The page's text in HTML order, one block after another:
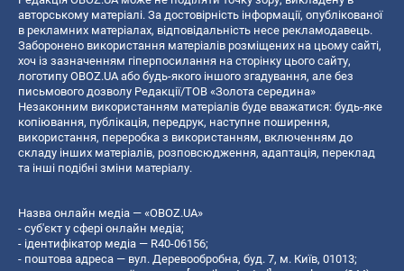
авторському матеріалі. За достовірність інформації, опублікованої
в рекламних матеріалах, відповідальність несе рекламодавець.
Заборонено використання матеріалів розміщених на цьому сайті,
хоч із зазначенням гіперпосилання на сторінку цього сайту,
логотипу OBOZ.UA або будь-якого іншого згадування, але без
письмового дозволу Редакції/ТОВ «Золота середина»
Незаконним використанням матеріалів буде вважатися: будь-яке
копiювання, публiкацiя, передрук, наступне поширення,
використання, переробка з використанням, включенням до
складу інших матеріалів, розповсюдження, адаптація, переклад
та інші подібні зміни матеріалу.
Назва онлайн медіа — «OBOZ.UA»
- суб'єкт у сфері онлайн медіа;
- ідентифікатор медіа — R40-06156;
- поштова адреса — вул. Деревообробна, буд. 7, м. Київ, 01013;